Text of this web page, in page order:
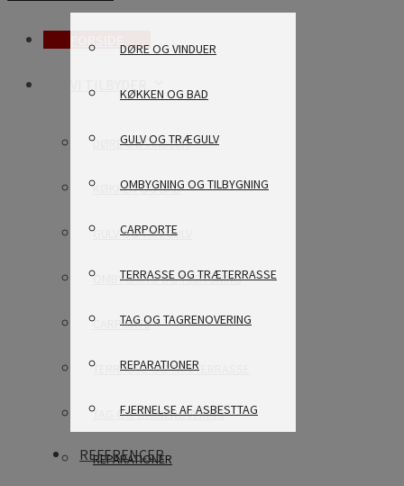
DØRE OG VINDUER
KØKKEN OG BAD
GULV OG TRÆGULV
OMBYGNING OG TILBYGNING
CARPORTE
TERRASSE OG TRÆTERRASSE
TAG OG TAGRENOVERING
REPARATIONER
FJERNELSE AF ASBESTTAG
REFERENCER
FORSIDE
VI TILBYDER
DØRE OG VINDUER
KØKKEN OG BAD
GULV OG TRÆGULV
OMBYGNING OG TILBYGNING
CARPORTE
TERRASSE OG TRÆTERRASSE
TAG OG TAGRENOVERING
REPARATIONER